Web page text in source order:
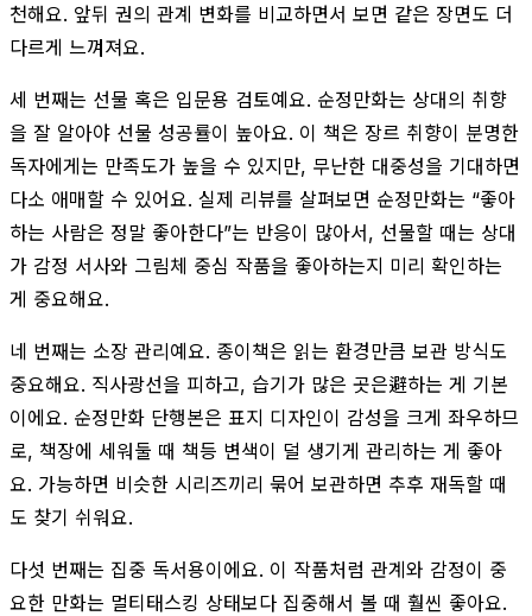
천해요. 앞뒤 권의 관계 변화를 비교하면서 보면 같은 장면도 더
다르게 느껴져요.
세 번째는 선물 혹은 입문용 검토예요. 순정만화는 상대의 취향
을 잘 알아야 선물 성공률이 높아요. 이 책은 장르 취향이 분명한
독자에게는 만족도가 높을 수 있지만, 무난한 대중성을 기대하면
다소 애매할 수 있어요. 실제 리뷰를 살펴보면 순정만화는 “좋아
하는 사람은 정말 좋아한다”는 반응이 많아서, 선물할 때는 상대
가 감정 서사와 그림체 중심 작품을 좋아하는지 미리 확인하는
게 중요해요.
네 번째는 소장 관리예요. 종이책은 읽는 환경만큼 보관 방식도
중요해요. 직사광선을 피하고, 습기가 많은 곳은避하는 게 기본
이에요. 순정만화 단행본은 표지 디자인이 감성을 크게 좌우하므
로, 책장에 세워둘 때 책등 변색이 덜 생기게 관리하는 게 좋아
요. 가능하면 비슷한 시리즈끼리 묶어 보관하면 추후 재독할 때
도 찾기 쉬워요.
다섯 번째는 집중 독서용이에요. 이 작품처럼 관계와 감정이 중
요한 만화는 멀티태스킹 상태보다 집중해서 볼 때 훨씬 좋아요.